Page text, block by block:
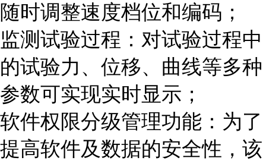
随时调整速度档位和编码；
监测试验过程：对试验过程中
的试验力、位移、曲线等多种
参数可实现实时显示；
软件权限分级管理功能：为了
提高软件及数据的安全性，该